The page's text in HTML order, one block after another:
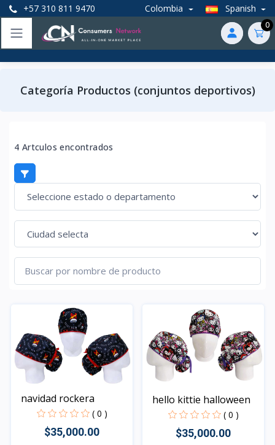
+57 310 811 9470 Colombia Spanish
0
Categoría Productos (conjuntos deportivos)
4 Artculos encontrados
navidad rockera
( 0 )
$35,000.00
hello kittie halloween
( 0 )
$35,000.00